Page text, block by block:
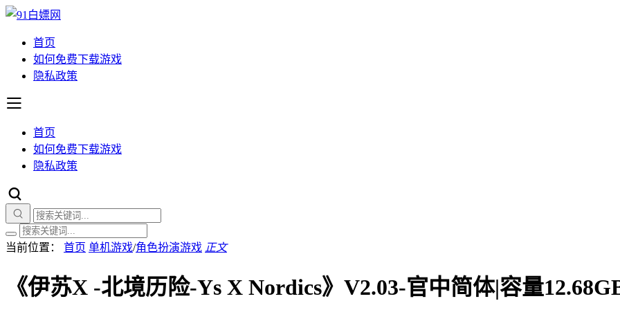
首页
如何免费下载游戏
隐私政策
首页
如何免费下载游戏
隐私政策
当前位置： 首页 单机游戏/角色扮演游戏 正文
《伊苏X -北境历险-Ys X Nordics》V2.03-官中简体|容量